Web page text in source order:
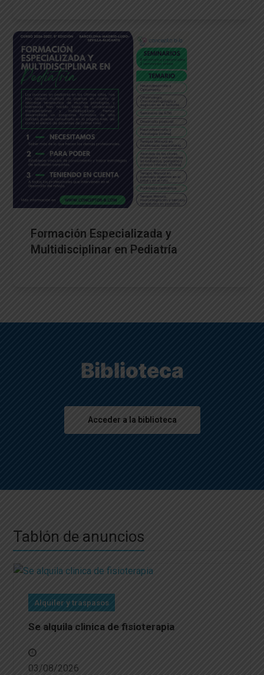
Formación Especializada y
Multidisciplinar en Pediatría
Biblioteca
Acceder a la biblioteca
Tablón de anuncios
Alquiler y traspasos
Se alquila clinica de fisioterapia
03/08/2026